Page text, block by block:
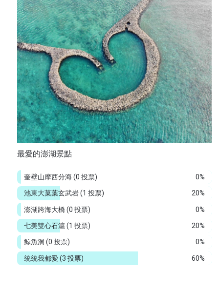
最愛的澎湖景點
0%
奎壁山摩西分海(0 投票)
20%
池東大菓葉玄武岩(1 投票)
0%
澎湖跨海大橋(0 投票)
20%
七美雙心石滬 (1 投票)
0%
鯨魚洞 (0 投票)
60%
統統我都愛 (3 投票)